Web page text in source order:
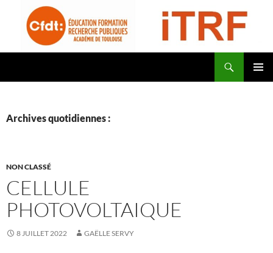
contenu
CFDT Education Formation Recherche Publiques Académie de Toulouse – ITRF
Archives quotidiennes :
NON CLASSÉ
CELLULE
PHOTOVOLTAIQUE
8 JUILLET 2022 GAËLLE SERVY